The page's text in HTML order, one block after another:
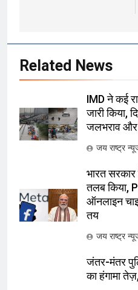
Related News
IMD ने कई
जारी किया,
जलभराव
जय राष्ट्र
भारत
तलब किया,
ऑनलाइन
तय
जय राष्ट्र
जंतर-मंतर
का हंगामा